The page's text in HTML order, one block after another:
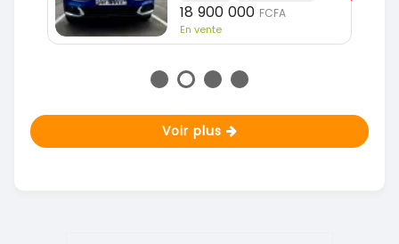
18 900 000 FCFA
En vente
Voir plus